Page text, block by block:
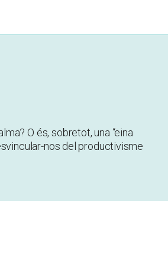
O és, sobretot, una “eina
nos del productivisme